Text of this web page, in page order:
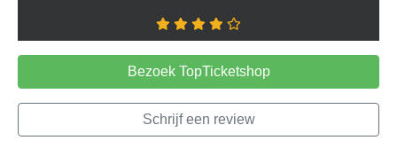
Bezoek TopTicketshop
Schrijf een review